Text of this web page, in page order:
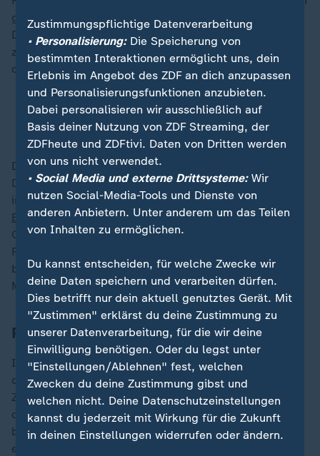
gezeigt, das russische Marschflugkörper bekämpft.
Dies bestätigt, dass die ukrainische Luftwaffe bereits
zwei westliche Kampfflugzeugtypen einsetzt, nämlich
die F-16 und die Mirage 2000.
Kampfjets aus Frankreich: Kiews Hoffnung auf
mehr Kontrolle in der Luft
Dennoch entstanden Lücken in der Luftverteidigung.
Diese nutzte Russland und führte umfangreiche und
intensive Luftangriffe gegen die ukrainische
Energieinfrastrukturund auch gegen zivile Ziele durch.
Odessa wurde dreimal getroffen, ebenso wie Krywyj
Rih und mehrere andere Städte. In Dobropillja wurden
bei einem russischen Angriff auf ein Wohnviertel am 7.
März elf Menschen getötet und weitere 47 verwundet.
Patriot nicht einsetzbar
In der Zwischenzeit sind die Patriot-Batterien wegen
des Fehlens von US-Informationen und
Zielunterstützung offenbar verstummt. Dadurch war
die Ukraine praktisch schutzlos gegen russische
ballistische Raketen: Im Laufe der Woche wurde nur
eine ballistische Rakete abgeschossen, alle anderen
Zustimmungspflichtige Datenverarbeitung
• Personalisierung:Die Speicherung von
bestimmten Interaktionen ermöglicht uns, dein
Erlebnis im Angebot des ZDF an dich anzupassen
und Personalisierungsfunktionen anzubieten.
Dabei personalisieren wir ausschließlich auf
Basis deiner Nutzung von ZDF Streaming, der
ZDFheute und ZDFtivi. Daten von Dritten werden
von uns nicht verwendet.
• Social Media und externe Drittsysteme:Wir
nutzen Social-Media-Tools und Dienste von
anderen Anbietern. Unter anderem um das Teilen
von Inhalten zu ermöglichen.
Du kannst entscheiden, für welche Zwecke wir
deine Daten speichern und verarbeiten dürfen.
Dies betrifft nur dein aktuell genutztes Gerät. Mit
"Zustimmen" erklärst du deine Zustimmung zu
unserer Datenverarbeitung, für die wir deine
Einwilligung benötigen. Oder du legst unter
"Einstellungen/Ablehnen" fest, welchen
Zwecken du deine Zustimmung gibst und
welchen nicht. Deine Datenschutzeinstellungen
kannst du jederzeit mit Wirkung für die Zukunft
in deinen Einstellungen widerrufen oder ändern.